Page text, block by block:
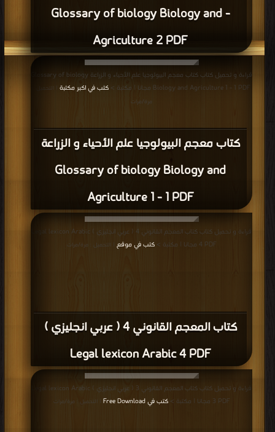
- Glossary of biology Biology and
Agriculture 2 PDF
كتاب معجم البيولوجيا علم الأحياء و الزراعة
Glossary of biology Biology and
Agriculture 1 - 1 PDF
قراءة و تحميل كتاب كتاب معجم البيولوجيا علم الأحياء و الزراعة Glossary of biology
Biology and Agriculture 1 - 1 PDF مجانا | مكتبة >
كتب في اكبر مكتبة
| التحميل :
مرة/مرات
كتاب المعجم القانوني 4 ( عربي انجليزي )
Legal lexicon Arabic 4 PDF
قراءة و تحميل كتاب كتاب المعجم القانوني 4 ( عربي انجليزي ) Legal lexicon Arabic
4 PDF مجانا | مكتبة >
كتب في موقع | التحميل : مرة/مرات
قراءة و تحميل كتاب كتاب المعجم القانوني 3 ( عربي انجليزي ) Legal lexicon Arabic
3 PDF مجانا | مكتبة >
كتب في Free Download | التحميل : مرة/مرات